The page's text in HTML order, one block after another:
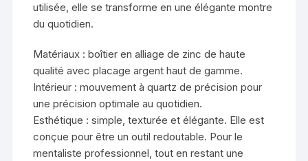
utilisée, elle se transforme en une élégante montre
du quotidien.
Matériaux : boîtier en alliage de zinc de haute
qualité avec placage argent haut de gamme.
Intérieur : mouvement à quartz de précision pour
une précision optimale au quotidien.
Esthétique : simple, texturée et élégante. Elle est
conçue pour être un outil redoutable. Pour le
mentaliste professionnel, tout en restant une